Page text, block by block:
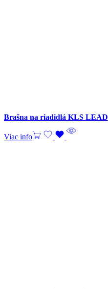
Brašna na riadidlá KLS LEAD
Viac info